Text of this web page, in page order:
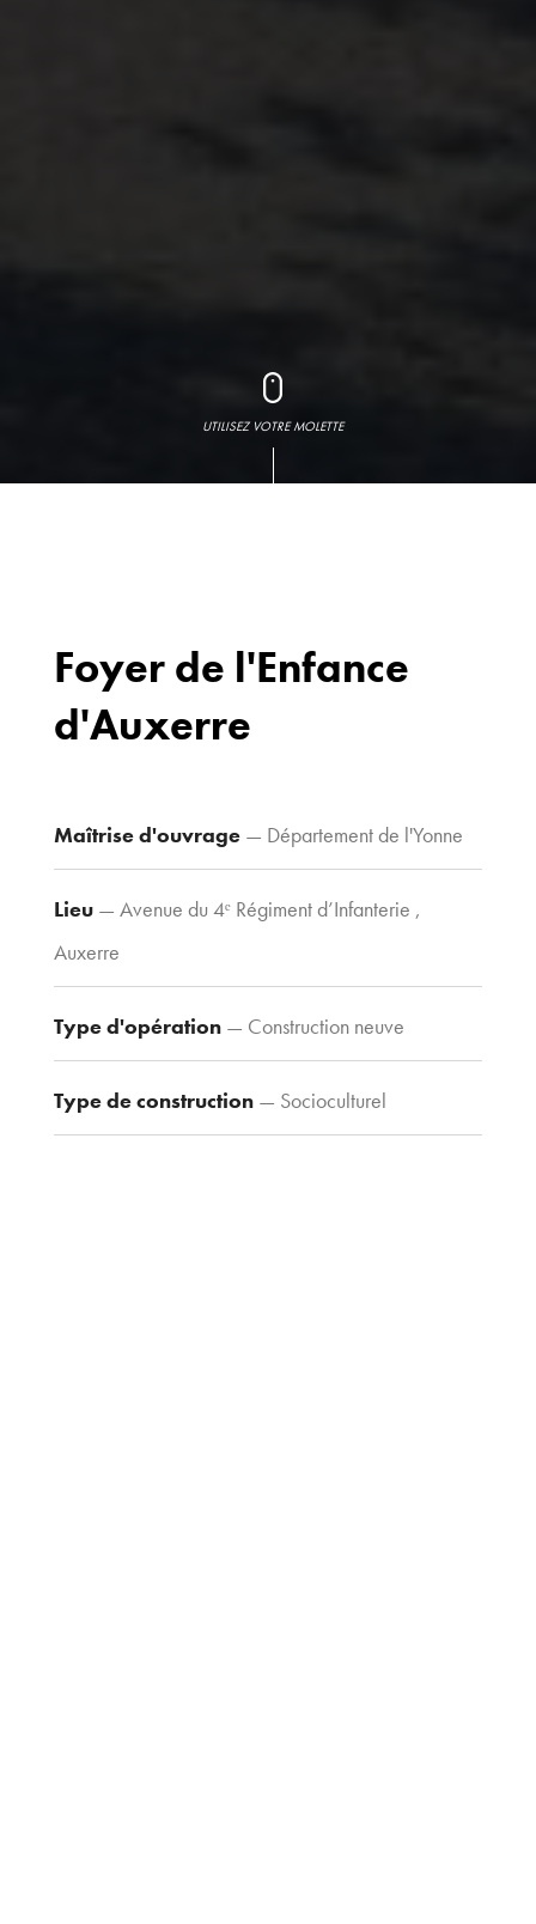
UTILISEZ VOTRE MOLETTE
Foyer de l'Enfance
d'Auxerre
Maîtrise d'ouvrage— Département de l'Yonne
Lieu— Avenue du 4ᵉ Régiment d’Infanterie ,
Auxerre
Type d'opération— Construction neuve
Type de construction— Socioculturel
Voir le plan
d’accès
Contacts
Tel : 03 80 30
39 09
Fax : 03 80 30